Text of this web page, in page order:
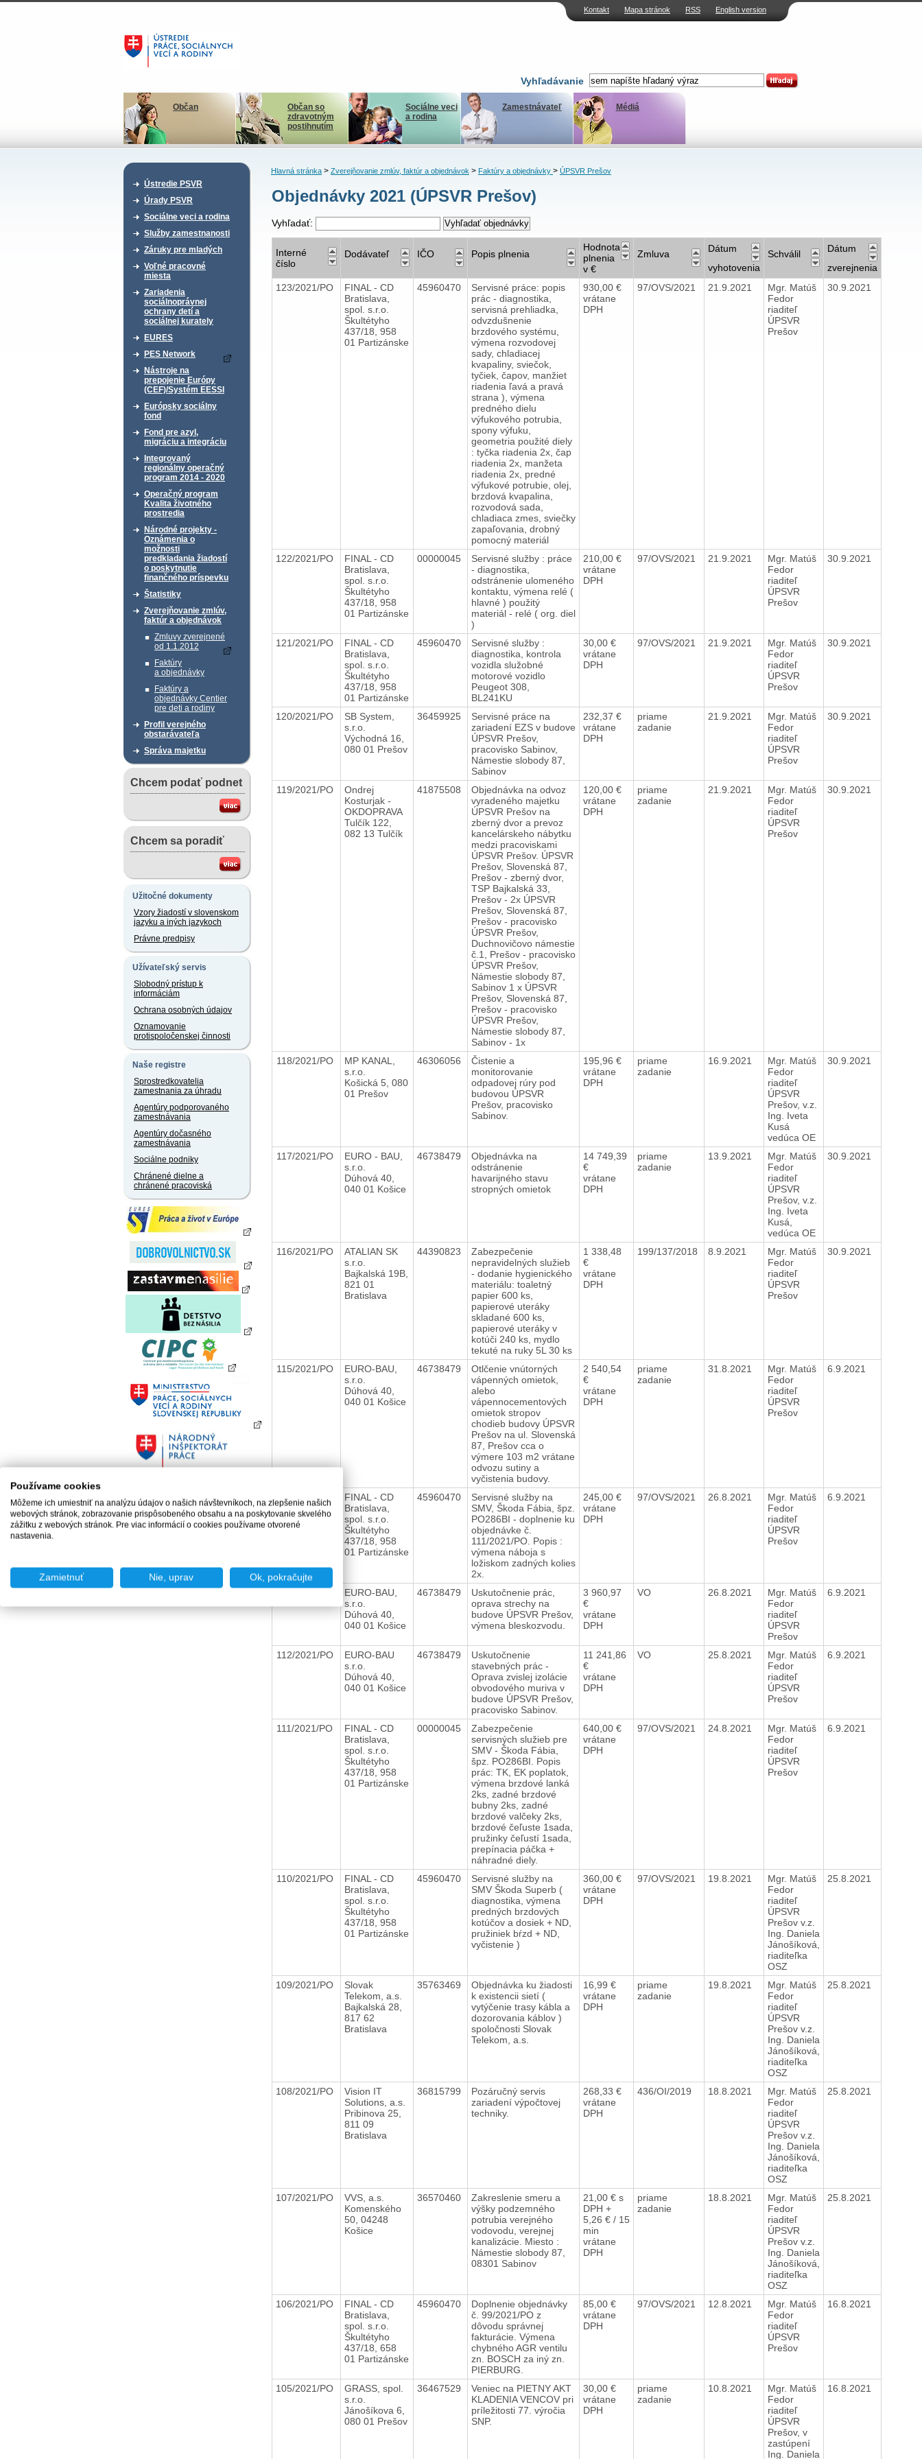
Kontakt Mapa stránok RSS English version
Vyhľadávanie
Občan
Občan so
zdravotným
postihnutím
Sociálne veci
a rodina
Zamestnávateľ Médiá
Ústredie PSVR
Úrady PSVR
Sociálne veci a rodina
Služby zamestnanosti
Záruky pre mladých
Voľné pracovné
miesta
Zariadenia
sociálnoprávnej
ochrany detí a
sociálnej kurately
EURES
PES Network
Nástroje na
prepojenie Európy
(CEF)/Systém EESSI
Európsky sociálny
fond
Fond pre azyl,
migráciu a integráciu
Integrovaný
regionálny operačný
program 2014 - 2020
Operačný program
Kvalita životného
prostredia
Národné projekty -
Oznámenia o
možnosti
predkladania žiadostí
o poskytnutie
finančného príspevku
Štatistiky
Zverejňovanie zmlúv,
faktúr a objednávok
Zmluvy zverejnené
od 1.1.2012
Faktúry
a objednávky
Faktúry a
objednávky Centier
pre deti a rodiny
Profil verejného
obstarávateľa
Správa majetku
Chcem podať podnet
Chcem sa poradiť
Užitočné dokumenty
Vzory žiadostí v slovenskom
jazyku a iných jazykoch
Právne predpisy
Užívateľský servis
Slobodný prístup k
informáciám
Ochrana osobných údajov
Oznamovanie
protispoločenskej činnosti
Naše registre
Sprostredkovatelia
zamestnania za úhradu
Agentúry podporovaného
zamestnávania
Agentúry dočasného
zamestnávania
Sociálne podniky
Chránené dielne a
chránené pracoviská
Hlavná stránka> Zverejňovanie zmlúv, faktúr a objednávok> Faktúry a objednávky > ÚPSVR Prešov
Objednávky 2021 (ÚPSVR Prešov)
Vyhľadať:
Interné
číslo
Dodávateľ IČO Popis plnenia
Hodnota
plnenia
v €
Zmluva
Dátum
vyhotovenia
Schválil
Dátum
zverejnenia
123/2021/PO
FINAL - CD
Bratislava,
spol. s.r.o.
Škultétyho
437/18, 958
01 Partizánske
45960470
Servisné práce: popis
prác - diagnostika,
servisná prehliadka,
odvzdušnenie
brzdového systému,
výmena rozvodovej
sady, chladiacej
kvapaliny, sviečok,
tyčiek, čapov, manžiet
riadenia ľavá a pravá
strana ), výmena
predného dielu
výfukového potrubia,
spony výfuku,
geometria použité diely
: tyčka riadenia 2x, čap
riadenia 2x, manžeta
riadenia 2x, predné
výfukové potrubie, olej,
brzdová kvapalina,
rozvodová sada,
chladiaca zmes, sviečky
zapaľovania, drobný
pomocný materiál
930,00 €
vrátane
DPH
97/OVS/2021 21.9.2021
Mgr. Matúš
Fedor
riaditeľ
ÚPSVR
Prešov
30.9.2021
122/2021/PO
FINAL - CD
Bratislava,
spol. s.r.o.
Škultétyho
437/18, 958
01 Partizánske
00000045
Servisné služby : práce
- diagnostika,
odstránenie ulomeného
kontaktu, výmena relé (
hlavné ) použitý
materiál - relé ( org. diel
)
210,00 €
vrátane
DPH
97/OVS/2021 21.9.2021
Mgr. Matúš
Fedor
riaditeľ
ÚPSVR
Prešov
30.9.2021
121/2021/PO
FINAL - CD
Bratislava,
spol. s.r.o.
Škultétyho
437/18, 958
01 Partizánske
45960470
Servisné služby :
diagnostika, kontrola
vozidla služobné
motorové vozidlo
Peugeot 308,
BL241KU
30,00 €
vrátane
DPH
97/OVS/2021 21.9.2021
Mgr. Matúš
Fedor
riaditeľ
ÚPSVR
Prešov
30.9.2021
120/2021/PO
SB System,
s.r.o.
Východná 16,
080 01 Prešov
36459925
Servisné práce na
zariadení EZS v budove
ÚPSVR Prešov,
pracovisko Sabinov,
Námestie slobody 87,
Sabinov
232,37 €
vrátane
DPH
priame
zadanie
21.9.2021
Mgr. Matúš
Fedor
riaditeľ
ÚPSVR
Prešov
30.9.2021
119/2021/PO
Ondrej
Kosturjak -
OKDOPRAVA
Tulčík 122,
082 13 Tulčík
41875508
Objednávka na odvoz
vyradeného majetku
ÚPSVR Prešov na
zberný dvor a prevoz
kancelárskeho nábytku
medzi pracoviskami
ÚPSVR Prešov. ÚPSVR
Prešov, Slovenská 87,
Prešov - zberný dvor,
TSP Bajkalská 33,
Prešov - 2x ÚPSVR
Prešov, Slovenská 87,
Prešov - pracovisko
ÚPSVR Prešov,
Duchnovičovo námestie
č.1, Prešov - pracovisko
ÚPSVR Prešov,
Námestie slobody 87,
Sabinov 1 x ÚPSVR
Prešov, Slovenská 87,
Prešov - pracovisko
ÚPSVR Prešov,
Námestie slobody 87,
Sabinov - 1x
120,00 €
vrátane
DPH
priame
zadanie
21.9.2021
Mgr. Matúš
Fedor
riaditeľ
ÚPSVR
Prešov
30.9.2021
118/2021/PO
MP KANAL,
s.r.o.
Košická 5, 080
01 Prešov
46306056
Čistenie a
monitorovanie
odpadovej rúry pod
budovou ÚPSVR
Prešov, pracovisko
Sabinov.
195,96 €
vrátane
DPH
priame
zadanie
16.9.2021
Mgr. Matúš
Fedor
riaditeľ
ÚPSVR
Prešov, v.z.
Ing. Iveta
Kusá
vedúca OE
30.9.2021
117/2021/PO
EURO - BAU,
s.r.o.
Dúhová 40,
040 01 Košice
46738479
Objednávka na
odstránenie
havarijného stavu
stropných omietok
14 749,39
€
vrátane
DPH
priame
zadanie
13.9.2021
Mgr. Matúš
Fedor
riaditeľ
ÚPSVR
Prešov, v.z.
Ing. Iveta
Kusá,
vedúca OE
30.9.2021
116/2021/PO
ATALIAN SK
s.r.o.
Bajkalská 19B,
821 01
Bratislava
44390823
Zabezpečenie
nepravidelných služieb
- dodanie hygienického
materiálu: toaletný
papier 600 ks,
papierové uteráky
skladané 600 ks,
papierové uteráky v
kotúči 240 ks, mydlo
tekuté na ruky 5L 30 ks
1 338,48
€
vrátane
DPH
199/137/2018 8.9.2021
Mgr. Matúš
Fedor
riaditeľ
ÚPSVR
Prešov
30.9.2021
115/2021/PO
EURO-BAU,
s.r.o.
Dúhová 40,
040 01 Košice
46738479
Otlčenie vnútorných
vápenných omietok,
alebo
vápennocementových
omietok stropov
chodieb budovy ÚPSVR
Prešov na ul. Slovenská
87, Prešov cca o
výmere 103 m2 vrátane
odvozu sutiny a
vyčistenia budovy.
2 540,54
€
vrátane
DPH
priame
zadanie
31.8.2021
Mgr. Matúš
Fedor
riaditeľ
ÚPSVR
Prešov
6.9.2021
114/2021/PO
FINAL - CD
Bratislava,
spol. s.r.o.
Škultétyho
437/18, 958
01 Partizánske
45960470
Servisné služby na
SMV, Škoda Fábia, špz.
PO286BI - doplnenie ku
objednávke č.
111/2021/PO. Popis :
výmena náboja s
ložiskom zadných kolies
2x.
245,00 €
vrátane
DPH
97/OVS/2021 26.8.2021
Mgr. Matúš
Fedor
riaditeľ
ÚPSVR
Prešov
6.9.2021
EURO-BAU,
s.r.o.
Dúhová 40,
040 01 Košice
46738479
Uskutočnenie prác,
oprava strechy na
budove ÚPSVR Prešov,
výmena bleskozvodu.
3 960,97
€
vrátane
DPH
VO 26.8.2021
Mgr. Matúš
Fedor
riaditeľ
ÚPSVR
Prešov
6.9.2021
112/2021/PO
EURO-BAU
s.r.o.
Dúhová 40,
040 01 Košice
46738479
Uskutočnenie
stavebných prác -
Oprava zvislej izolácie
obvodového muriva v
budove ÚPSVR Prešov,
pracovisko Sabinov.
11 241,86
€
vrátane
DPH
VO 25.8.2021
Mgr. Matúš
Fedor
riaditeľ
ÚPSVR
Prešov
6.9.2021
111/2021/PO
FINAL - CD
Bratislava,
spol. s.r.o.
Škultétyho
437/18, 958
01 Partizánske
00000045
Zabezpečenie
servisných služieb pre
SMV - Škoda Fábia,
špz. PO286BI. Popis
prác: TK, EK poplatok,
výmena brzdové lanká
2ks, zadné brzdové
bubny 2ks, zadné
brzdové valčeky 2ks,
brzdové čeľuste 1sada,
pružinky čeľustí 1sada,
prepínacia páčka +
náhradné diely.
640,00 €
vrátane
DPH
97/OVS/2021 24.8.2021
Mgr. Matúš
Fedor
riaditeľ
ÚPSVR
Prešov
6.9.2021
110/2021/PO
FINAL - CD
Bratislava,
spol. s.r.o.
Škultétyho
437/18, 958
01 Partizánske
45960470
Servisné služby na
SMV Škoda Superb (
diagnostika, výmena
predných brzdových
kotúčov a dosiek + ND,
pružiniek bŕzd + ND,
vyčistenie )
360,00 €
vrátane
DPH
97/OVS/2021 19.8.2021
Mgr. Matúš
Fedor
riaditeľ
ÚPSVR
Prešov v.z.
Ing. Daniela
Jánošíková,
riaditeľka
OSZ
25.8.2021
109/2021/PO
Slovak
Telekom, a.s.
Bajkalská 28,
817 62
Bratislava
35763469
Objednávka ku žiadosti
k existencii sietí (
vytýčenie trasy kábla a
dozorovania káblov )
spoločnosti Slovak
Telekom, a.s.
16,99 €
vrátane
DPH
priame
zadanie
19.8.2021
Mgr. Matúš
Fedor
riaditeľ
ÚPSVR
Prešov v.z.
Ing. Daniela
Jánošíková,
riaditeľka
OSZ
25.8.2021
108/2021/PO
Vision IT
Solutions, a.s.
Pribinova 25,
811 09
Bratislava
36815799
Pozáručný servis
zariadení výpočtovej
techniky.
268,33 €
vrátane
DPH
436/OI/2019 18.8.2021
Mgr. Matúš
Fedor
riaditeľ
ÚPSVR
Prešov v.z.
Ing. Daniela
Jánošíková,
riaditeľka
OSZ
25.8.2021
107/2021/PO
VVS, a.s.
Komenského
50, 04248
Košice
36570460
Zakreslenie smeru a
výšky podzemného
potrubia verejného
vodovodu, verejnej
kanalizácie. Miesto :
Námestie slobody 87,
08301 Sabinov
21,00 € s
DPH +
5,26 € / 15
min
vrátane
DPH
priame
zadanie
18.8.2021
Mgr. Matúš
Fedor
riaditeľ
ÚPSVR
Prešov v.z.
Ing. Daniela
Jánošíková,
riaditeľka
OSZ
25.8.2021
106/2021/PO
FINAL - CD
Bratislava,
spol. s.r.o.
Škultétyho
437/18, 658
01 Partizánske
45960470
Doplnenie objednávky
č. 99/2021/PO z
dôvodu správnej
fakturácie. Výmena
chybného AGR ventilu
zn. BOSCH za iný zn.
PIERBURG.
85,00 €
vrátane
DPH
97/OVS/2021 12.8.2021
Mgr. Matúš
Fedor
riaditeľ
ÚPSVR
Prešov
16.8.2021
105/2021/PO
GRASS, spol.
s.r.o.
Jánošíkova 6,
080 01 Prešov
36467529
Veniec na PIETNY AKT
KLADENIA VENCOV pri
príležitosti 77. výročia
SNP.
30,00 €
vrátane
DPH
priame
zadanie
10.8.2021
Mgr. Matúš
Fedor
riaditeľ
ÚPSVR
Prešov, v
zastúpení
Ing. Daniela
16.8.2021
Používame cookies
Môžeme ich umiestniť na analýzu údajov o našich návštevníkoch, na zlepšenie našich
webových stránok, zobrazovanie prispôsobeného obsahu a na poskytovanie skvelého
zážitku z webových stránok. Pre viac informácií o cookies používame otvorené
nastavenia.
Zamietnuť Nie, uprav Ok, pokračujte